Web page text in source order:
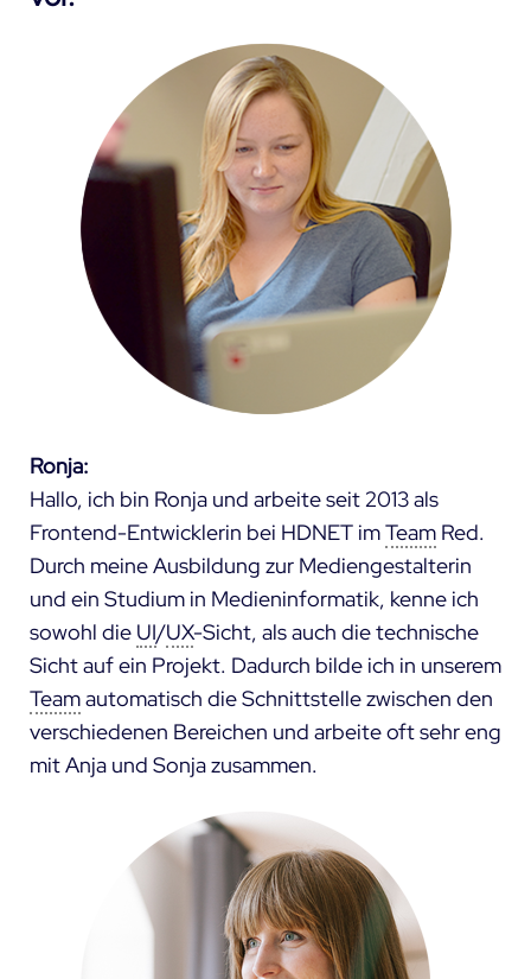
Ronja:
Hallo, ich bin Ronja und arbeite seit 2013 als
Frontend-Entwicklerin bei HDNET imTeam Red.
Durch meine Ausbildung zur Mediengestalterin
und ein Studium in Medieninformatik, kenne ich
sowohl die UI/UX-Sicht, als auch die technische
Sicht auf ein Projekt. Dadurch bilde ich in unserem
Teamautomatisch die Schnittstelle zwischen den
verschiedenen Bereichen und arbeite oft sehr eng
mit Anja und Sonja zusammen.